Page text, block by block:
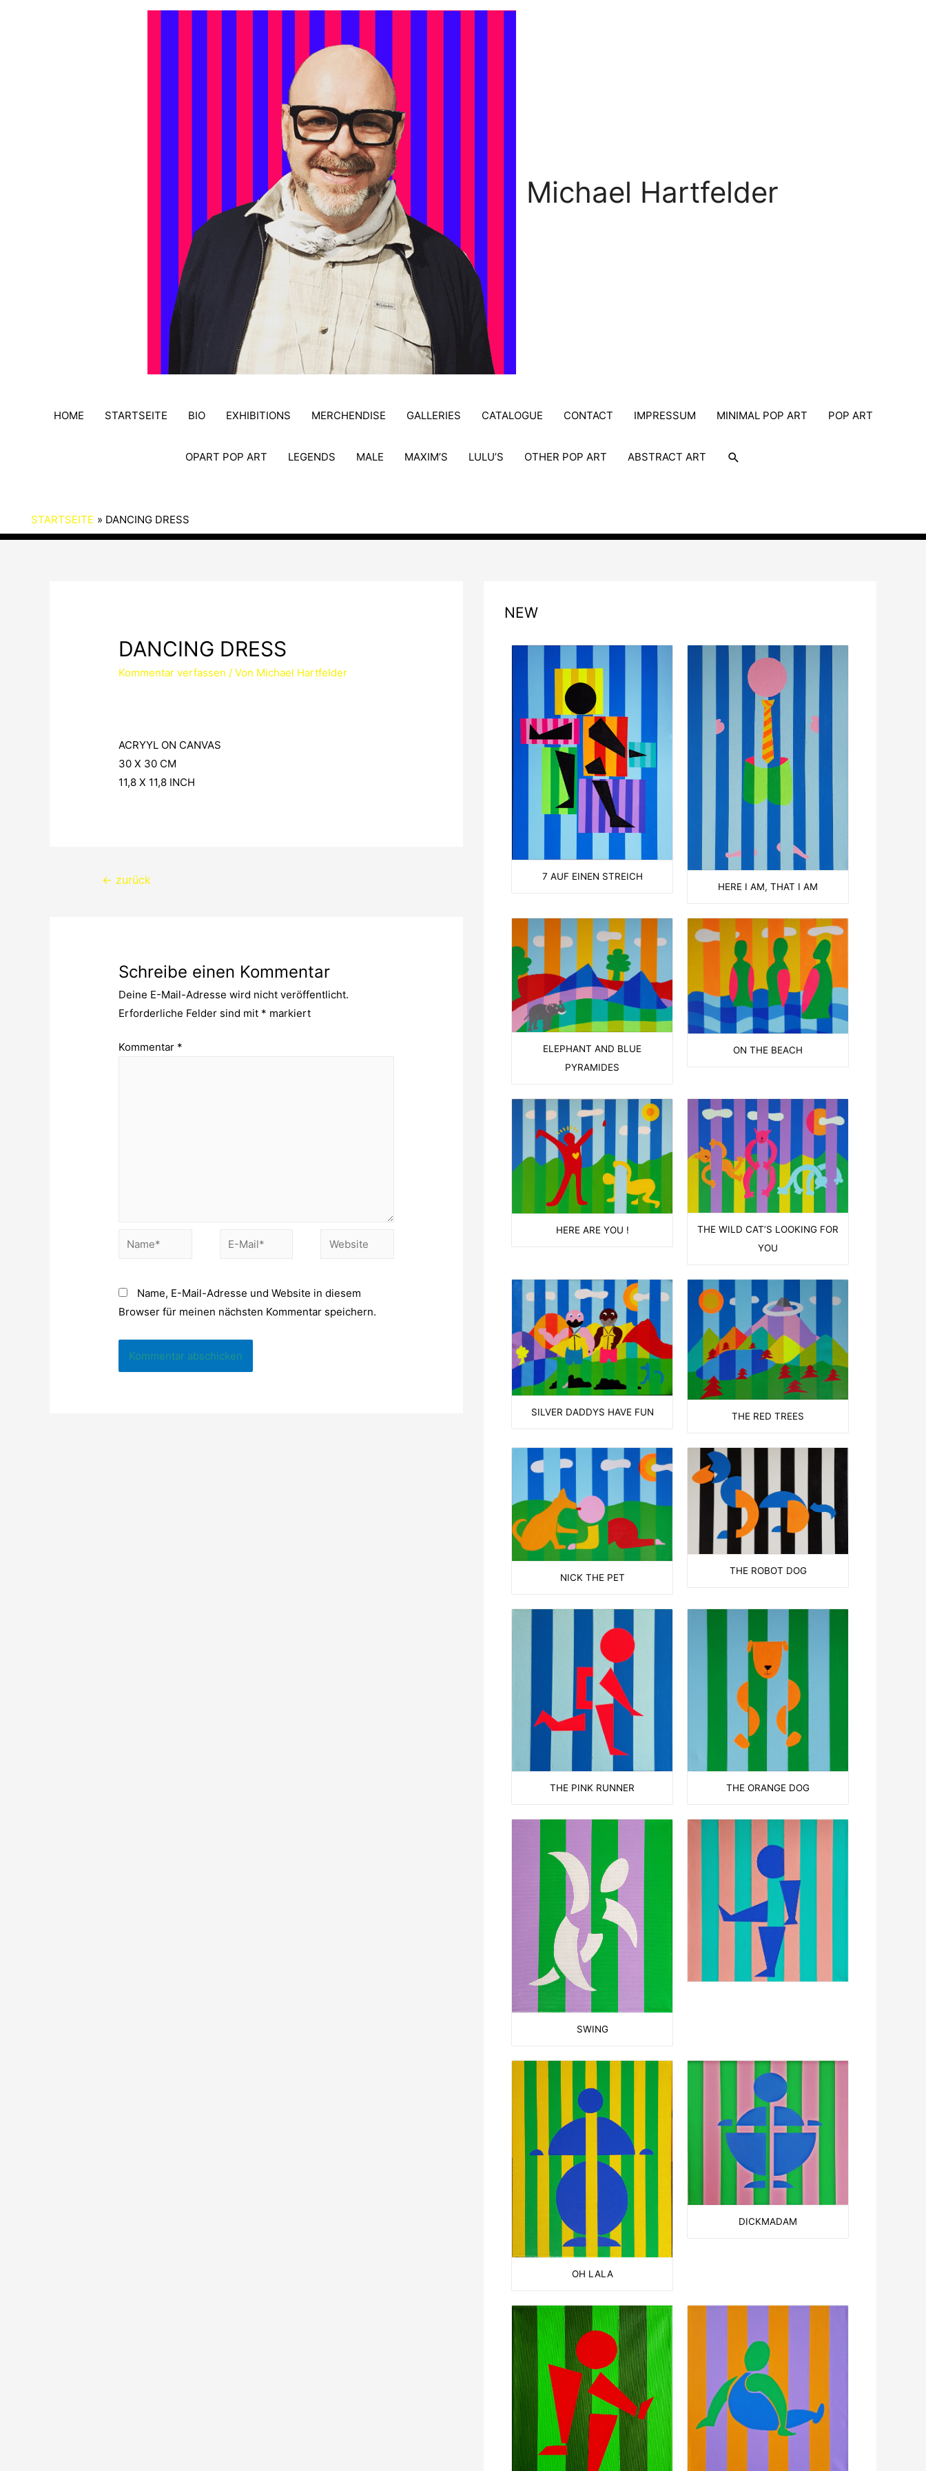
Michael Hartfelder
HOME STARTSEITE BIO EXHIBITIONS MERCHENDISE GALLERIES CATALOGUE CONTACT IMPRESSUM MINIMAL POP ART POP ART
OPART POP ART LEGENDS MALE MAXIM’S LULU’S OTHER POP ART ABSTRACT ART Suche
STARTSEITE DANCING DRESS
DANCING DRESS
Kommentar verfassen / Von Michael Hartfelder
ACRYYL ON CANVAS
30 X 30 CM
11,8 X 11,8 INCH
Beitragsnavigation
← zurück
Schreibe einen Kommentar
Deine E-Mail-Adresse wird nicht veröffentlicht.
Erforderliche Felder sind mit * markiert
Kommentar *
Name*
E-
Website
Name, E-Mail-Adresse und Website in diesem
Browser für meinen nächsten Kommentar speichern.
NEW
7 AUF EINEN STREICH
HERE I AM, THAT I AM
ELEPHANT AND BLUE
PYRAMIDES
ON THE BEACH
HERE ARE YOU !
THE WILD CAT’S LOOKING FOR
YOU
SILVER DADDYS HAVE FUN THE RED TREES
NICK THE PET
THE ROBOT DOG
THE PINK RUNNER THE ORANGE DOG
SWING
OH LALA
DICKMADAM